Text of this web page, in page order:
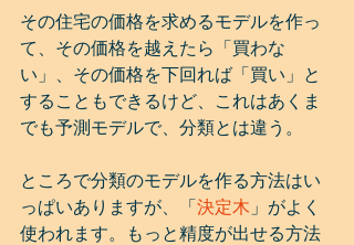
その住宅の価格を求めるモデルを作っ
て、その価格を越えたら「買わな
い」、その価格を下回れば「買い」と
することもできるけど、これはあくま
でも予測モデルで、分類とは違う。
ところで分類のモデルを作る方法はい
っぱいありますが、「 決定木 」がよく
使われます。もっと精度が出せる方法